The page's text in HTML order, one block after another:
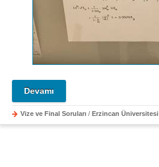
Devamı
Vize ve Final Soruları / Erzincan Üniversitesi